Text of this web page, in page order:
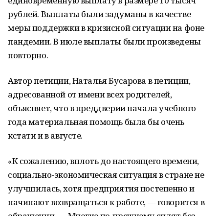
рублей. Выплаты были задуманы в качестве
меры поддержки в кризисной ситуации на фоне
пандемии. В июле выплаты были произведены
повторно.
Автор петиции, Наталья Бусарова в петиции,
адресованной от имени всех родителей,
объясняет, что в преддверии начала учебного
года материальная помощь была бы очень
кстати и в августе.
«К сожалению, вплоть до настоящего времени,
социально-экономическая ситуация в стране не
улучшилась, хотя предприятия постепенно и
начинают возвращаться к работе, — говорится в